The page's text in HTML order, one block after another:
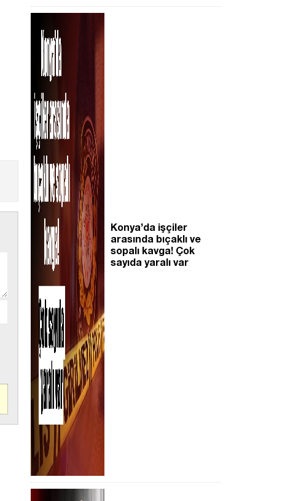
Konya’da işçiler
arasında bıçaklı ve
sopalı kavga! Çok
sayıda yaralı var